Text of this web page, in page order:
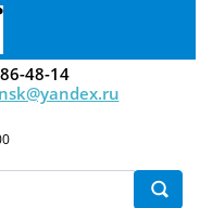
48-14